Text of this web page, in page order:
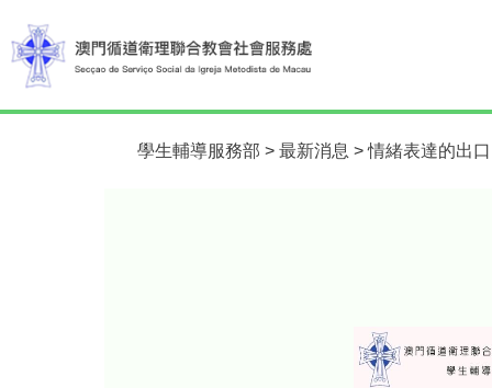
學生輔導服務部 > 最新消息 > 情緒表達的出口